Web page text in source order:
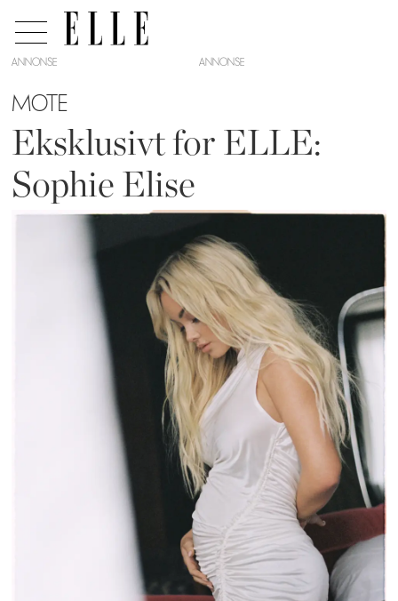
ANNONSE
MOTE
Eksklusivt for ELLE:
Sophie Elise